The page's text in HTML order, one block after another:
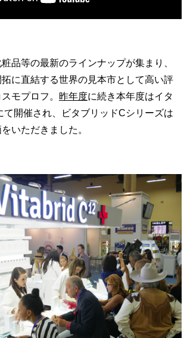
品等の最新のラインナップが集まり、
に直結する世界の見本市として高い評
モプロフ。 昨年度に続き本年度はイタ
て開催され、ビタブリッドCシリーズは
いただきました。